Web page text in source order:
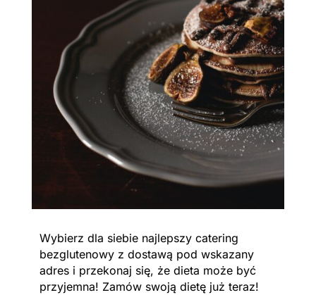
Wybierz dla siebie najlepszy catering
bezglutenowy z dostawą pod wskazany
adres i przekonaj się, że dieta może być
przyjemna! Zamów swoją dietę już teraz!